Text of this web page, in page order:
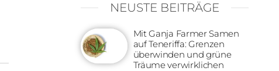
NEUSTE BEITRÄGE
Mit Ganja Farmer Samen
auf Teneriffa: Grenzen
überwinden und grüne
Träume verwirklichen